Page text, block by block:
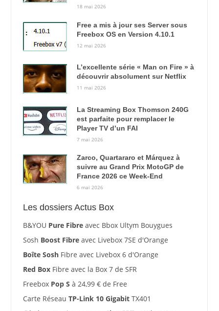
18 mai 2026
Free a mis à jour ses Server sous
Freebox OS en Version 4.10.1
12 mai 2026
L’excellente série « Man on Fire » à
découvrir absolument sur Netflix
11 mai 2026
La Streaming Box Thomson 240G
est parfaite pour remplacer le
Player TV d’un FAI
7 mai 2026
Zarco, Quartararo et Márquez à
suivre au Grand Prix MotoGP de
France 2026 ce Week-End
6 mai 2026
Les dossiers Actus Box
B&YOU Pure Fibreavec Bbox Ultym Bouygues
Sosh Boost Fibreavec Livebox 7SE d'Orange
Boîte SoshFibre avec Livebox 6 d'Orange
Red BoxFibre avec la Box 7 de SFR
Freebox Pop S à 24,99 € de Free
Carte Réseau TP-Link 10 GigabitTX401